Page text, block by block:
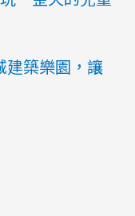
建築樂園，讓